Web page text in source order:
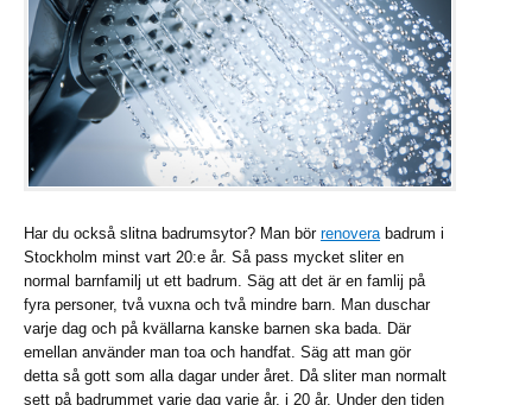
Har du också slitna badrumsytor? Man bör renovera badrum i
Stockholm minst vart 20:e år. Så pass mycket sliter en
normal barnfamilj ut ett badrum. Säg att det är en famlij på
fyra personer, två vuxna och två mindre barn. Man duschar
varje dag och på kvällarna kanske barnen ska bada. Där
emellan använder man toa och handfat. Säg att man gör
detta så gott som alla dagar under året. Då sliter man normalt
sett på badrummet varje dag varje år, i 20 år. Under den tiden